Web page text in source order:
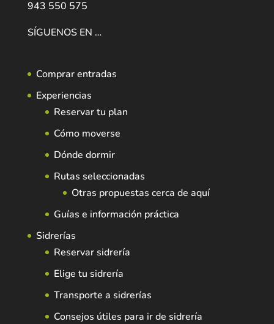
943 550 575
SÍGUENOS EN …
Comprar entradas
Experiencias
Reservar tu plan
Cómo moverse
Dónde dormir
Rutas seleccionadas
Otras propuestas cerca de aquí
Guías e información práctica
Sidrerías
Reservar sidrería
Elige tu sidrería
Transporte a sidrerías
Consejos útiles para ir de sidrería